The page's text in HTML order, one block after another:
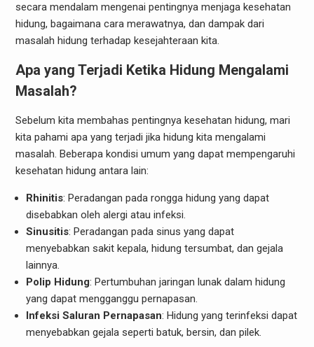
secara mendalam mengenai pentingnya menjaga kesehatan
hidung, bagaimana cara merawatnya, dan dampak dari
masalah hidung terhadap kesejahteraan kita.
Apa yang Terjadi Ketika Hidung Mengalami
Masalah?
Sebelum kita membahas pentingnya kesehatan hidung, mari
kita pahami apa yang terjadi jika hidung kita mengalami
masalah. Beberapa kondisi umum yang dapat mempengaruhi
kesehatan hidung antara lain:
Rhinitis: Peradangan pada rongga hidung yang dapat
disebabkan oleh alergi atau infeksi.
Sinusitis: Peradangan pada sinus yang dapat
menyebabkan sakit kepala, hidung tersumbat, dan gejala
lainnya.
Polip Hidung: Pertumbuhan jaringan lunak dalam hidung
yang dapat mengganggu pernapasan.
Infeksi Saluran Pernapasan: Hidung yang terinfeksi dapat
menyebabkan gejala seperti batuk, bersin, dan pilek.